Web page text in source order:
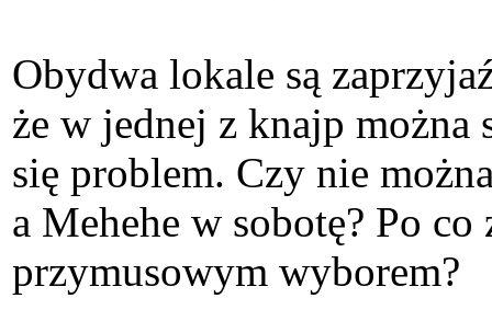
Obydwa lokale są
że w jednej z knajp
się problem. Czy nie
a Mehehe w sobotę? Po
przymusowym wyborem?